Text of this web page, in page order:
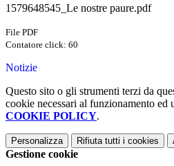
1579648545_Le nostre paure.pdf
File PDF
Contatore click: 60
Notizie
Questo sito o gli strumenti terzi da
cookie necessari al funzionamento
COOKIE POLICY.
Personalizza Rifiuta tutti i cookies
Gestione cookie